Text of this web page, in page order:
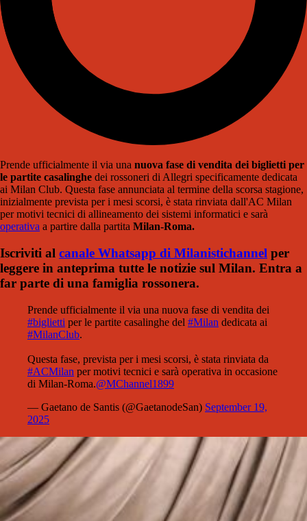
Prende ufficialmente il via una nuova fase di vendita dei bigliettiper
le partite casalinghe dei rossoneri di Allegri specificamente dedicata
ai Milan Club. Questa fase annunciata al termine della scorsa stagione,
inizialmente prevista per i mesi scorsi, è stata rinviata dall'AC Milan
per motivi tecnici di allineamento dei sistemi informatici e sarà
operativa a partire dalla partita Milan-Roma.
Iscriviti al canale Whatsapp di Milanistichannel per
leggere in anteprima tutte le notizie sul Milan. Entra a
far parte di una famiglia rossonera.
Prende ufficialmente il via una nuova fase di vendita dei
#biglietti per le partite casalinghe del #Milan dedicata ai
#MilanClub.
Questa fase, prevista per i mesi scorsi, è stata rinviata da
#ACMilan per motivi tecnici e sarà operativa in occasione
di Milan-Roma.@MChannel1899
— Gaetano de Santis (@GaetanodeSan) September 19,
2025